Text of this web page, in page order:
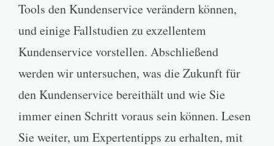
Tools den Kundenservice verändern können,
und einige Fallstudien zu exzellentem
Kundenservice vorstellen. Abschließend
werden wir untersuchen, was die Zukunft für
den Kundenservice bereithält und wie Sie
immer einen Schritt voraus sein können. Lesen
Sie weiter, um Expertentipps zu erhalten, mit